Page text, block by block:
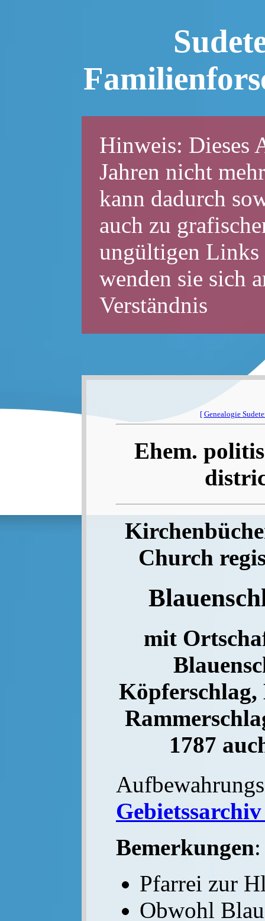
Hinweis: Dieses
Jahren nicht
kann dadurch
auch zu
ungültigen Links
wenden sie sich
Verständnis
[ Genealogie
Ehem.
Church
mit
1787
Bemerkungen:
Pfarrei zur
Obwohl